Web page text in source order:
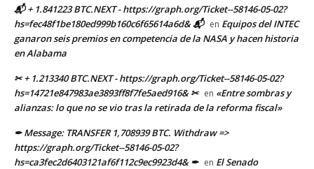
📬 + 1.841223 BTC.NEXT - https://graph.org/Ticket--58146-05-02?
hs=fec48f1be180ed999b160c6f65614a6d& 📬 en Equipos del INTEC
ganaron seis premios en competencia de la NASA y hacen historia
en Alabama
✂ + 1.213340 BTC.NEXT - https://graph.org/Ticket--58146-05-02?
hs=14721e847983ae3893ff8f7fe5aed916& ✂ en «Entre sombras y
alianzas: lo que no se vio tras la retirada de la reforma fiscal»
✒ Message: TRANSFER 1,708939 BTC. Withdraw =>
https://graph.org/Ticket--58146-05-02?
hs=ca3fec2d6403121af6f112c9ec9923d4& ✒ en El Senado